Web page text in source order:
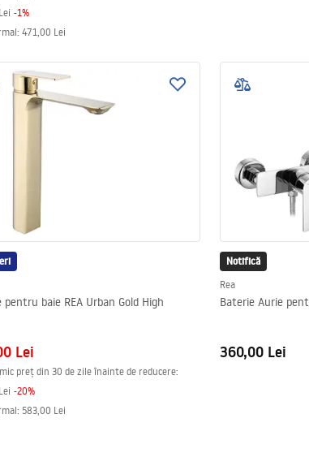
-1%
: 471,00 Lei
pentru baie REA Urban Gold High
Lei
preț din 30 de zile înainte de reducere:
-20%
: 583,00 Lei
Notifică
Rea
Baterie Aurie
360,00 Lei